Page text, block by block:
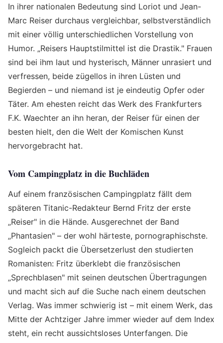
In ihrer nationalen Bedeutung sind Loriot und Jean-
Marc Reiser durchaus vergleichbar, selbstverständlich
mit einer völlig unterschiedlichen Vorstellung von
Humor. „Reisers Hauptstilmittel ist die Drastik." Frauen
sind bei ihm laut und hysterisch, Männer unrasiert und
verfressen, beide zügellos in ihren Lüsten und
Begierden – und niemand ist je eindeutig Opfer oder
Täter. Am ehesten reicht das Werk des Frankfurters
F.K. Waechter an ihn heran, der Reiser für einen der
besten hielt, den die Welt der Komischen Kunst
hervorgebracht hat.
Vom Campingplatz in die Buchläden
Auf einem französischen Campingplatz fällt dem
späteren Titanic-Redakteur Bernd Fritz der erste
„Reiser" in die Hände. Ausgerechnet der Band
„Phantasien" – der wohl härteste, pornographischste.
Sogleich packt die Übersetzerlust den studierten
Romanisten: Fritz überklebt die französischen
„Sprechblasen" mit seinen deutschen Übertragungen
und macht sich auf die Suche nach einem deutschen
Verlag. Was immer schwierig ist – mit einem Werk, das
Mitte der Achtziger Jahre immer wieder auf dem Index
steht, ein recht aussichtsloses Unterfangen. Die